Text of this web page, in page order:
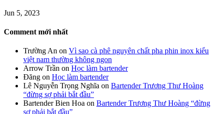
Jun 5, 2023
Comment mới nhất
Trường An on Vì sao cà phê nguyên chất pha phin inox kiểu
việt nam thường không ngon
Arrow Trần on Học làm bartender
Đăng on Học làm bartender
Lê Nguyễn Trọng Nghĩa on Bartender Trương Thư Hoàng
“đừng sợ phải bắt đầu”
Bartender Bien Hoa on Bartender Trương Thư Hoàng “đừng
sợ phải bắt đầu”